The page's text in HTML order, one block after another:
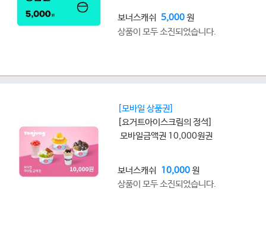
보너스캐쉬 5,000원
상품이 모두 소진되었습니다.
[모바일 상품권]
[요거트아이스크림의 정석]
모바일금액권 10,000원권
보너스캐쉬 10,000원
상품이 모두 소진되었습니다.